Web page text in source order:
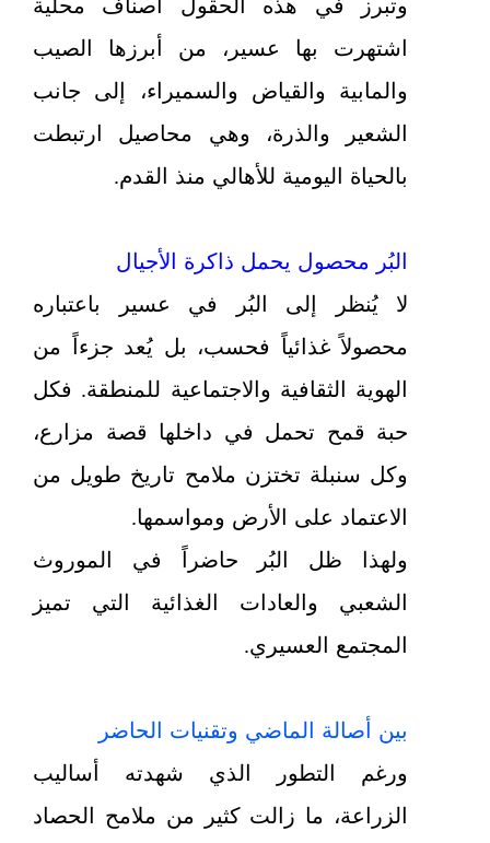
وتبرز في هذه الحقول أصناف محلية
اشتهرت بها عسير، من أبرزها الصيب
والمابية والقياض والسميراء، إلى جانب
الشعير والذرة، وهي محاصيل ارتبطت
بالحياة اليومية للأهالي منذ القدم.
البُر محصول يحمل ذاكرة الأجيال
لا يُنظر إلى البُر في عسير باعتباره
محصولاً غذائياً فحسب، بل يُعد جزءاً من
الهوية الثقافية والاجتماعية للمنطقة. فكل
حبة قمح تحمل في داخلها قصة مزارع،
وكل سنبلة تختزن ملامح تاريخ طويل من
الاعتماد على الأرض ومواسمها.
ولهذا ظل البُر حاضراً في الموروث
الشعبي والعادات الغذائية التي تميز
المجتمع العسيري.
بين أصالة الماضي وتقنيات الحاضر
ورغم التطور الذي شهدته أساليب
الزراعة، ما زالت كثير من ملامح الحصاد